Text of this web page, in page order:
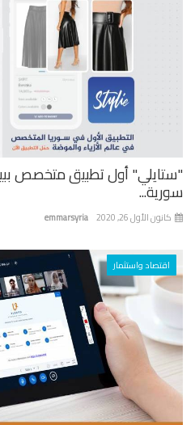
أول تطبيق متخصص ببيع
emmarsyria الأول 26, 2020
اقتصاد واستثمار